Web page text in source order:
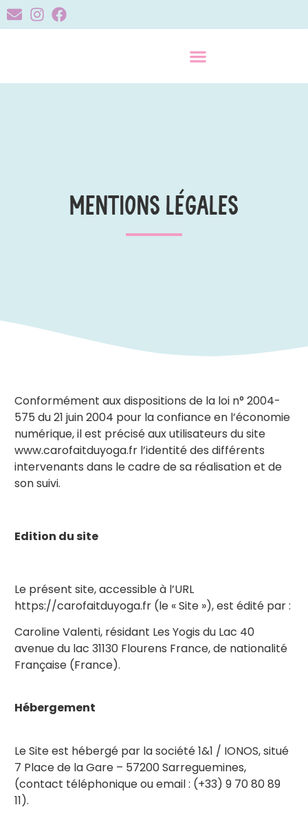
Mentions Légales
Conformément aux dispositions de la loi n° 2004-
575 du 21 juin 2004 pour la confiance en l’économie
numérique, il est précisé aux utilisateurs du site
www.carofaitduyoga.fr l’identité des différents
intervenants dans le cadre de sa réalisation et de
son suivi.
Edition du site
Le présent site, accessible à l’URL
https://carofaitduyoga.fr (le « Site »), est édité par :
Caroline Valenti, résidant Les Yogis du Lac 40
avenue du lac 31130 Flourens France, de nationalité
Française (France).
Hébergement
Le Site est hébergé par la société 1&1 / IONOS, situé
7 Place de la Gare – 57200 Sarreguemines,
(contact téléphonique ou email : (+33) 9 70 80 89
11).